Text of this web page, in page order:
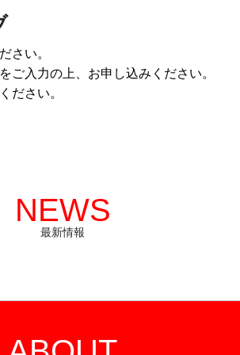
さい。
入力の上、お申し込みください。
ださい。
最新情報
NEWS